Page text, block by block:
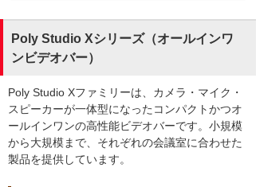
Poly Studio Xシリーズ（オールインワ
ンビデオバー）
Poly Studio Xファミリーは、カメラ・マイク・
スピーカーが一体型になったコンパクトかつオ
ールインワンの高性能ビデオバーです。小規模
から大規模まで、それぞれの会議室に合わせた
製品を提供しています。